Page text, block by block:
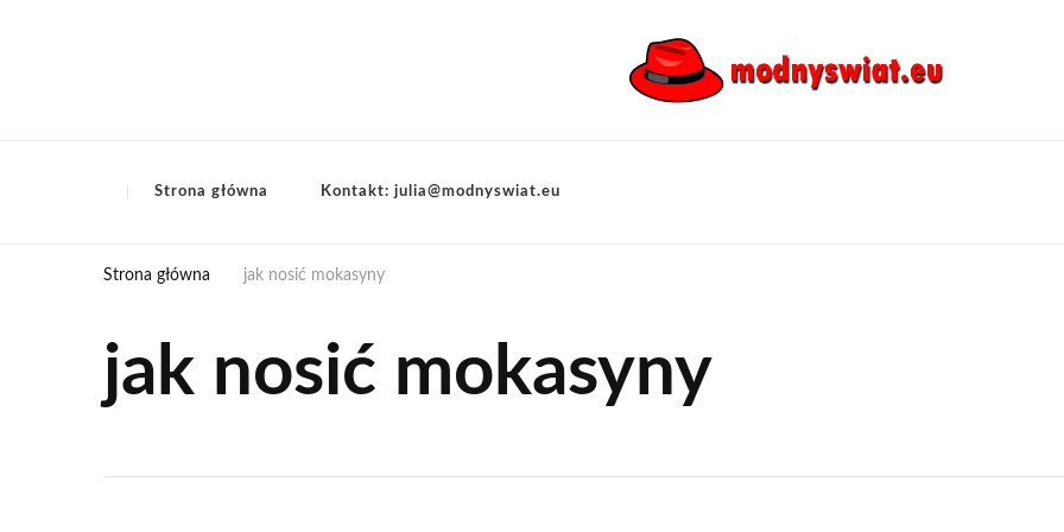
Strona główna Kontakt: julia@modnyswiat.eu
Strona główna jak nosić mokasyny
jak nosić mokasyny